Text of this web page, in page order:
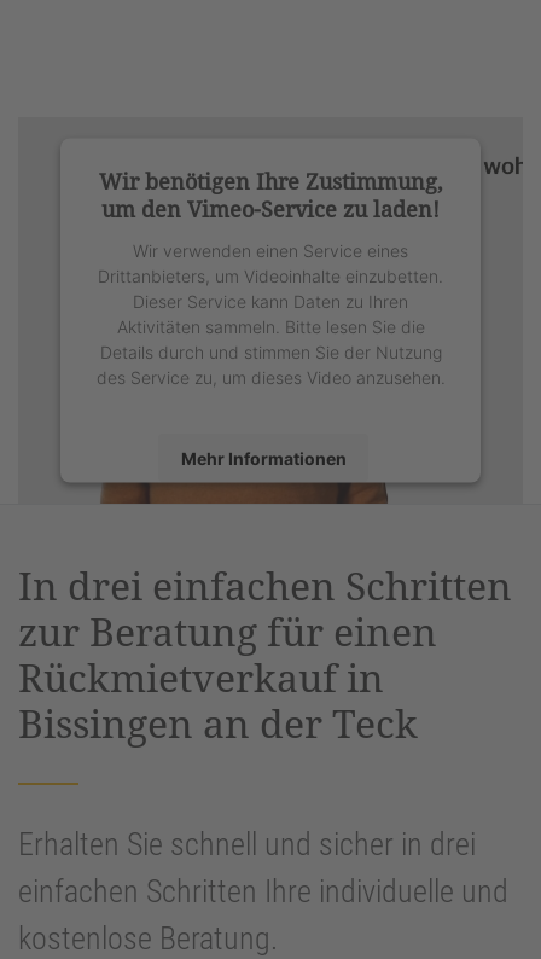
Wir benötigen Ihre Zustimmung,
um den Vimeo-Service zu laden!
Wir verwenden einen Service eines
Drittanbieters, um Videoinhalte einzubetten.
Dieser Service kann Daten zu Ihren
Aktivitäten sammeln. Bitte lesen Sie die
Details durch und stimmen Sie der Nutzung
des Service zu, um dieses Video anzusehen.
Mehr Informationen
Management Platform&eRecht24
In drei einfachen Schritten
zur Beratung für einen
Rückmietverkauf in
Bissingen an der Teck
Erhalten Sie schnell und sicher in drei
einfachen Schritten Ihre individuelle und
kostenlose Beratung.